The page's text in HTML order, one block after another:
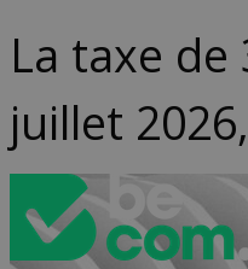
La taxe de
juillet